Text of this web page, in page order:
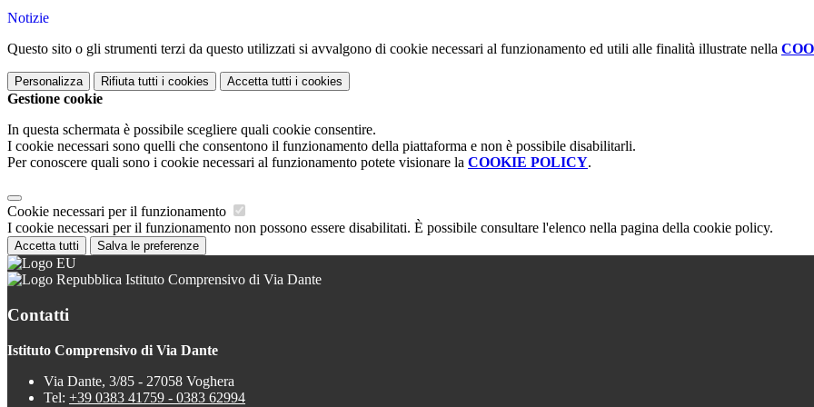
Notizie
Questo sito o gli strumenti terzi da questo utilizzati si avvalgono di cookie necessari al funzionamento ed utili alle finalità illustrate nella
Personalizza Rifiuta tutti i cookies Accetta tutti i cookies
Gestione cookie
In questa schermata è possibile scegliere quali cookie consentire.
I cookie necessari sono quelli che consentono il funzionamento della piattaforma e non è possibile disabilitarli.
Per conoscere quali sono i cookie necessari al funzionamento potete visionare la COOKIE POLICY.
Cookie necessari per il funzionamento
I cookie necessari per il funzionamento non possono essere disabilitati. È possibile consultare l'elenco nella pagina della cookie policy.
Accetta tutti Salva le preferenze
Istituto Comprensivo di Via Dante
Contatti
Istituto Comprensivo di Via Dante
Via Dante, 3/85 - 27058 Voghera
Tel: +39 0383 41759 - 0383 62994